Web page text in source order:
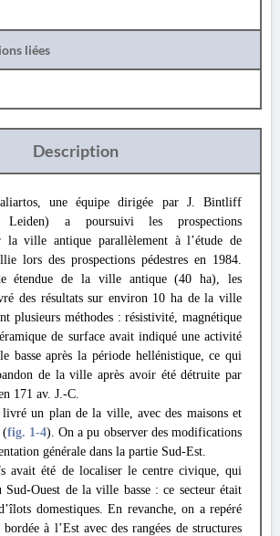
liées
Description
une équipe dirigée par J. Bintliff
Leiden) a poursuivi les prospections
la ville antique parallèlement à l’étude de
lors des prospections pédestres en 1984.
étendue de la ville antique (40 ha), les
des résultats sur environ 10 ha de la ville
plusieurs méthodes : résistivité, magnétique
de surface avait indiqué une activité
basse après la période hellénistique, ce qui
de la ville après avoir été détruite par
171 av. J.-C.
un plan de la ville, avec des maisons et
(fig. 1-4). On a pu observer des modifications
générale dans la partie Sud-Est.
avait été de localiser le centre civique, qui
Sud-Ouest de la ville basse : ce secteur était
domestiques. En revanche, on a repéré
à l’Est avec des rangées de structures